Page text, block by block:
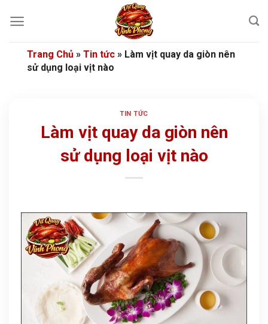
qua
Trang Chủ » Tin tức » Làm vịt quay da giòn nên
sử dụng loại vịt nào
TIN TỨC
Làm vịt quay da giòn nên
sử dụng loại vịt nào